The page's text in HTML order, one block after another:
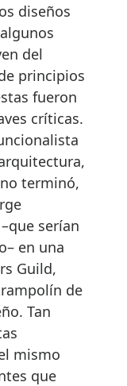
diseños
del
principios
fueron
críticas.
terminó,
serían
en una
Guild,
de
Tan
mismo
que